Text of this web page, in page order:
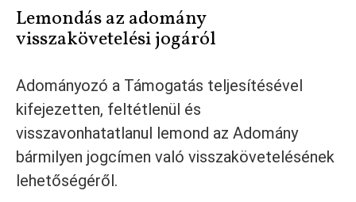
Lemondás az adomány
visszakövetelési jogáról
Adományozó a Támogatás teljesítésével
kifejezetten, feltétlenül és
visszavonhatatlanul lemond az Adomány
bármilyen jogcímen való visszakövetelésének
lehetőségéről.